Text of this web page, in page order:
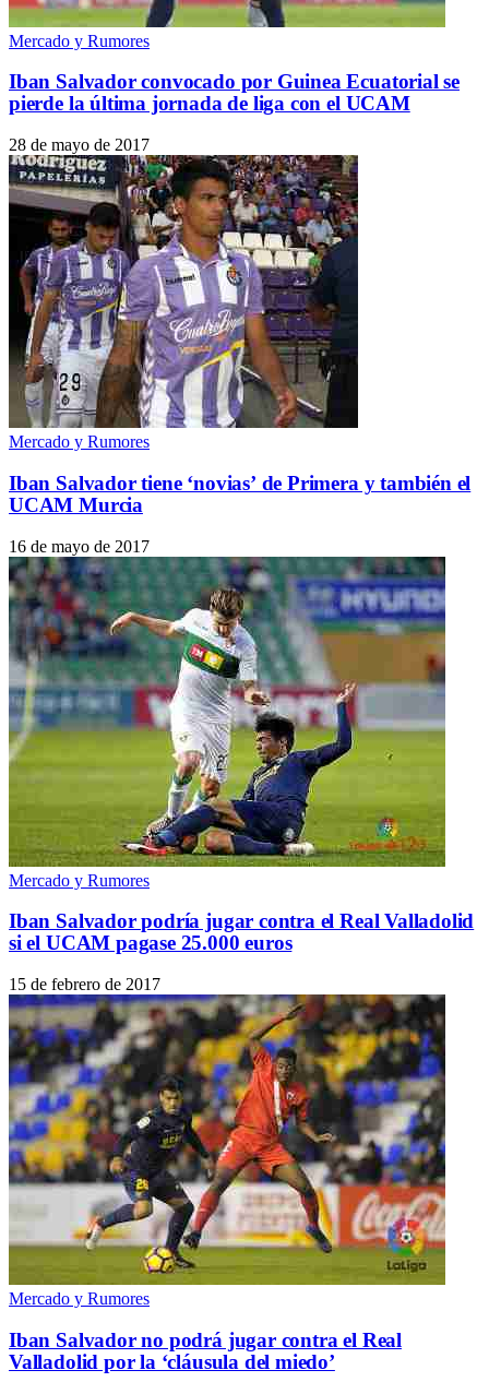
Mercado y Rumores
Iban Salvador convocado por Guinea Ecuatorial se
pierde la última jornada de liga con el UCAM
28 de mayo de 2017
Mercado y Rumores
Iban Salvador tiene ‘novias’ de Primera y también el
UCAM Murcia
16 de mayo de 2017
Mercado y Rumores
Iban Salvador podría jugar contra el Real Valladolid
si el UCAM pagase 25.000 euros
15 de febrero de 2017
Mercado y Rumores
Iban Salvador no podrá jugar contra el Real
Valladolid por la ‘cláusula del miedo’